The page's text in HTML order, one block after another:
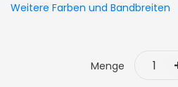
Weitere Farben und Bandbreiten
Menge